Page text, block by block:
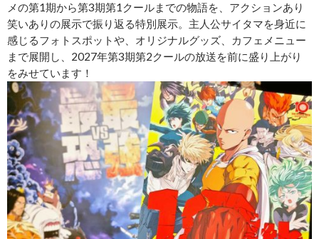
メの第1期から第3期第1クールまでの物語を、アクションあり
笑いありの展示で振り返る特別展示。主人公サイタマを身近に
感じるフォトスポットや、オリジナルグッズ、カフェメニュー
まで展開し、2027年第3期第2クールの放送を前に盛り上がり
をみせています！